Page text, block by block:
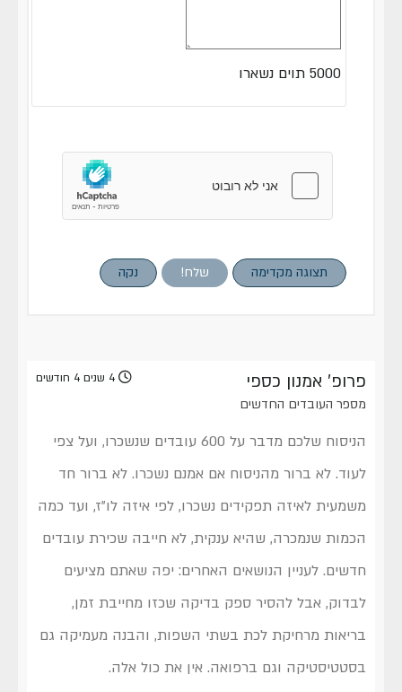
5000 תוים נשארו
תצוגה מקדימה שלח! נקה
פרופ' אמנון כספי 4 שנים 4 חודשים
מספר העובדים החדשים
הניסוח שלכם מדבר על 600 עובדים שנשכרו, ועל צפי
לעוד. לא ברור מהניסוח אם אמנם נשכרו. לא ברור חד
משמעית לאיזה תפקידים נשכרו, לפי איזה לו"ז, ועד כמה
הכמות שנמכרה, שהיא ענקית, לא חייבה שכירת עובדים
חדשים. לעניין הנושאים האחרים: יפה שאתם מציעים
לבדוק, אבל להסיר ספק בדיקה שכזו מחייבת זמן,
בריאות מרחיקת לכת בשתי השפות, והבנה מעמיקה גם
בסטטיסטיקה וגם ברפואה. אין את כול אלה.